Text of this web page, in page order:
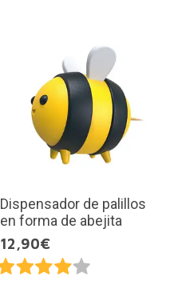
Dispensador de palillos
en forma de abejita
12,90€